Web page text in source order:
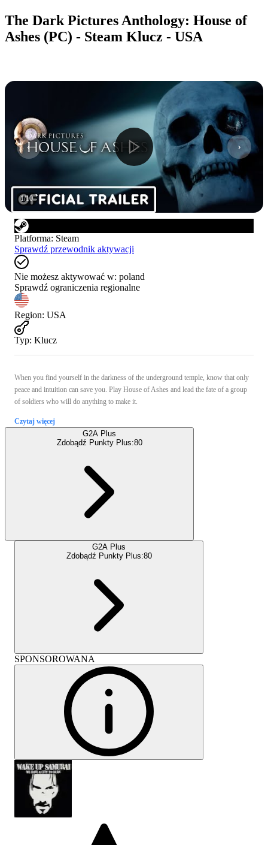
The Dark Pictures Anthology: House of
Ashes (PC) - Steam Klucz - USA
1/10
Platforma: Steam
Sprawdź przewodnik aktywacji
Nie możesz aktywować w: poland
Sprawdź ograniczenia regionalne
Region: USA
Typ: Klucz
When you find yourself in the darkness of the underground temple, know that only
peace and intuition can save you. Play House of Ashes and lead the fate of a group
of soldiers who will do anything to make it.
Czytaj więcej
G2A Plus
Zdobądź Punkty Plus:80
G2A Plus
Zdobądź Punkty Plus:80
SPONSOROWANA